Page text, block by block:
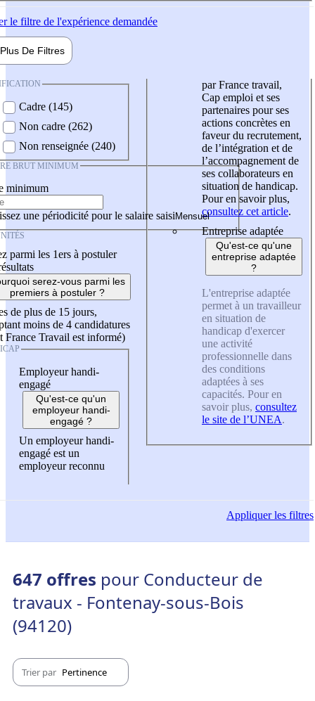
le filtre de l'expérience demandée
Plus De Filtres
Cadre (145)
Non cadre (262)
Non renseignée (240)
BRUT MINIMUM
minimum
une périodicité pour le salaire saisi
parmi les 1ers à postuler
serez-vous parmi les
premiers à postuler ?
de plus de 15 jours,
moins de 4 candidatures
France Travail est informé)
Employeur handi-
engagé
Qu'est-ce qu'un
employeur handi-
engagé ?
Un employeur handi-
engagé est un
employeur reconnu
par France travail,
Cap emploi et ses
partenaires pour ses
actions concrètes en
faveur du recrutement,
de l’intégration et de
l’accompagnement de
ses collaborateurs en
situation de handicap.
Pour en savoir plus,
consultez cet article.
Entreprise adaptée
Qu'est-ce qu'une
entreprise adaptée
?
L'entreprise adaptée
permet à un travailleur
en situation de
handicap d'exercer
une activité
professionnelle dans
des conditions
adaptées à ses
capacités. Pour en
savoir plus, consultez
le site de l’UNEA.
Appliquerles filtres
647 offres pour Conducteur de
travaux - Fontenay-sous-Bois
(94120)
Trier par Pertinence